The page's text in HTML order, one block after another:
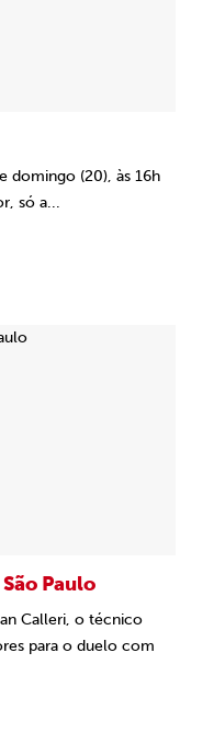
domingo (20), às 16h
só a...
Paulo
Calleri, o técnico
para o duelo com